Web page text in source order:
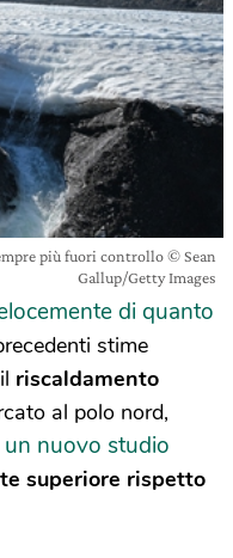
più fuori controllo © Sean
Gallup/Getty Images
di quanto
stime
riscaldamento
al polo nord,
un nuovo studio
superiore rispetto